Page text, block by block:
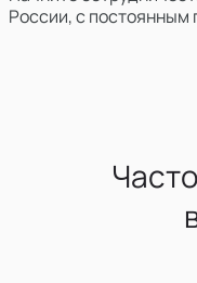
России, с постоянным